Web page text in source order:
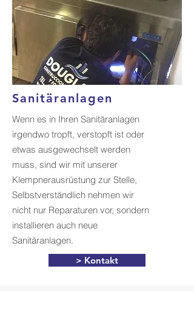
Sanitäranlagen
Wenn es in Ihren Sanitäranlagen
irgendwo tropft, verstopft ist oder
etwas ausgewechselt werden
muss, sind wir mit unserer
Klempnerausrüstung zur Stelle,
Selbstverständlich nehmen wir
nicht nur Reparaturen vor, sondern
installieren auch neue
Sanitäranlagen.
> Kontakt